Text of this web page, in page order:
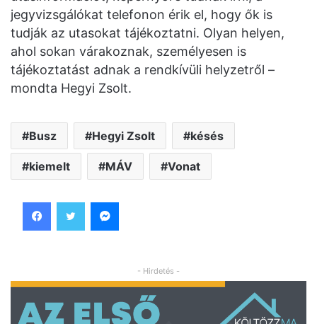
jegyvizsgálókat telefonon érik el, hogy ők is
tudják az utasokat tájékoztatni. Olyan helyen,
ahol sokan várakoznak, személyesen is
tájékoztatást adnak a rendkívüli helyzetről –
mondta Hegyi Zsolt.
Busz Hegyi Zsolt késés
kiemelt MÁV Vonat
- Hirdetés -